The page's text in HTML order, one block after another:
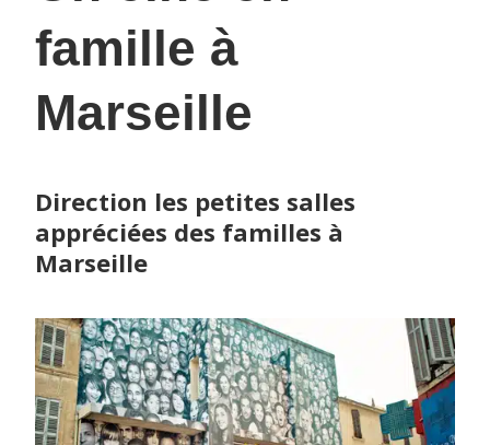
famille à
Marseille
Direction les petites salles
appréciées des familles à
Marseille